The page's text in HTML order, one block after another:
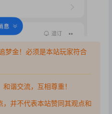
梦金！必须是本站玩家符合
谐交流，互相尊重！
并不代表本站赞同其观点和